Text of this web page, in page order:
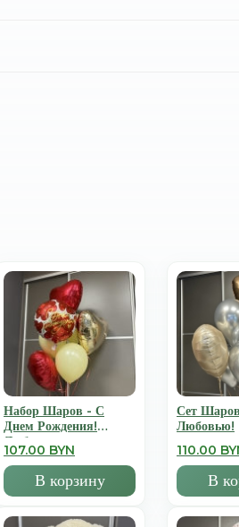
Набор Шаров - С
Днем Рождения!
Люблю
107.00 BYN
В корзину
Сет
Любовью!
110.00
В